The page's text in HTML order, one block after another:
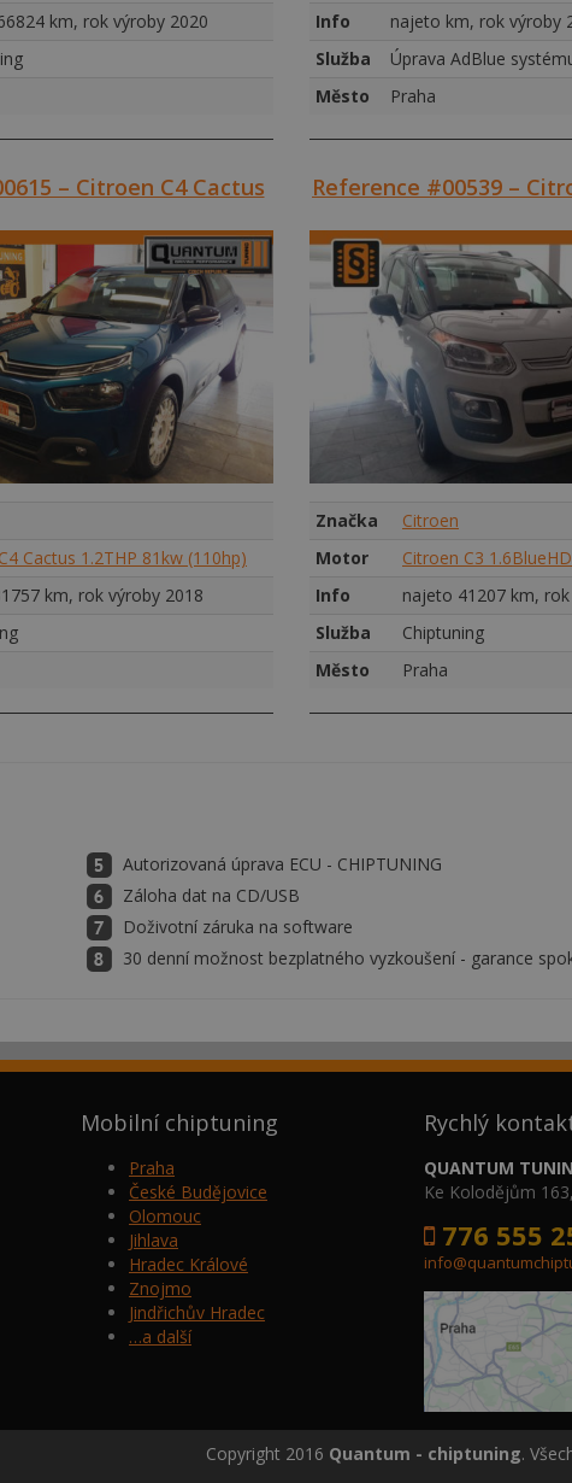
km, rok výroby 2020
Info
najeto km, rok výroby
Služba
Úprava AdBlue
Město
Praha
– Citroen C4 Cactus
Cactus 1.2THP 81kw (110hp)
km, rok výroby 2018
Reference #00539 –
Značka
Citroen
Motor
Citroen C3
Info
najeto 41207 km,
Služba
Chiptuning
Město
Praha
Autorizovaná úprava ECU - CHIPTUNING
Záloha dat na CD/USB
Doživotní záruka na software
30 denní možnost bezplatného vyzkoušení - garance
Mobilní chiptuning
Praha
České Budějovice
Olomouc
Jihlava
Hradec Králové
Znojmo
Jindřichův Hradec
…a další
Rychlý
QUANTUM
Ke Kolodějům
776 555
Copyright 2016 Quantum - chiptuning.